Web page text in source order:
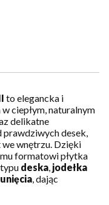
to elegancka i
ciepłym, naturalnym
delikatne
desek,
wnętrzu. Dzięki
formatowi płytka
deska, jodełka
, dając